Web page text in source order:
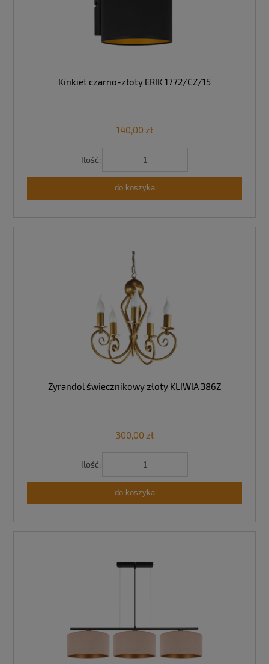
Kinkiet czarno-złoty ERIK 1772/CZ/15
140,00 zł
Ilość:
do koszyka
Żyrandol świecznikowy złoty KLIWIA 386Z
300,00 zł
Ilość:
do koszyka